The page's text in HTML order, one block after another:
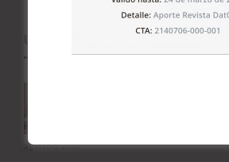
ÚLTIMOS ARTÍCULOS
agosto 5, 2026